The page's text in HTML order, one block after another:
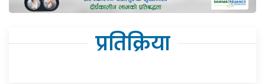
प्रतिक्रिया